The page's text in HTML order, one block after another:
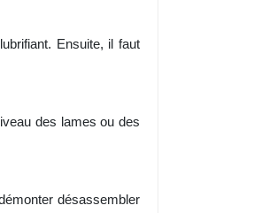
Ensuite, il faut
des lames ou des
désassembler